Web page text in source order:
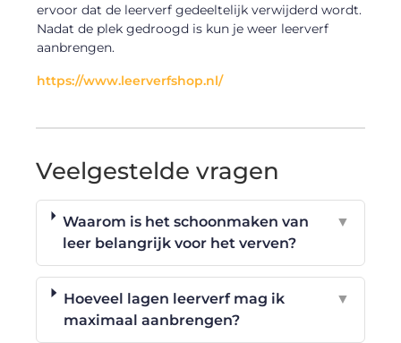
ervoor dat de leerverf gedeeltelijk verwijderd wordt.
Nadat de plek gedroogd is kun je weer leerverf
aanbrengen.
https://www.leerverfshop.nl/
Veelgestelde vragen
Waarom is het schoonmaken van
leer belangrijk voor het verven?
▼
Hoeveel lagen leerverf mag ik
maximaal aanbrengen?
▼